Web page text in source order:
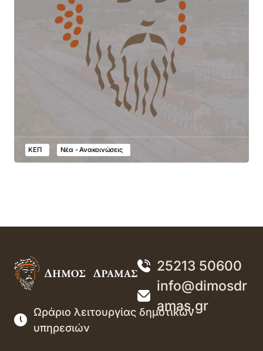
ΚΕΠ Νέα - Ανακοινώσεις
25213 50600
info@dimosdr
amas.gr
Ωράριο λειτουργίας δημοτικών
υπηρεσιών